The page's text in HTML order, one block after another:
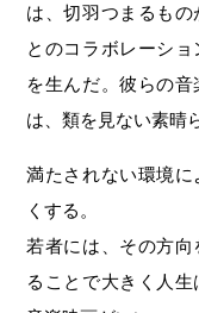
は、切羽つまるも
とのコラボレーシ
を生んだ。彼らの
は、類を見ない素晴
満たされない環境に
くする。
若者には、その方
ることで大きく人